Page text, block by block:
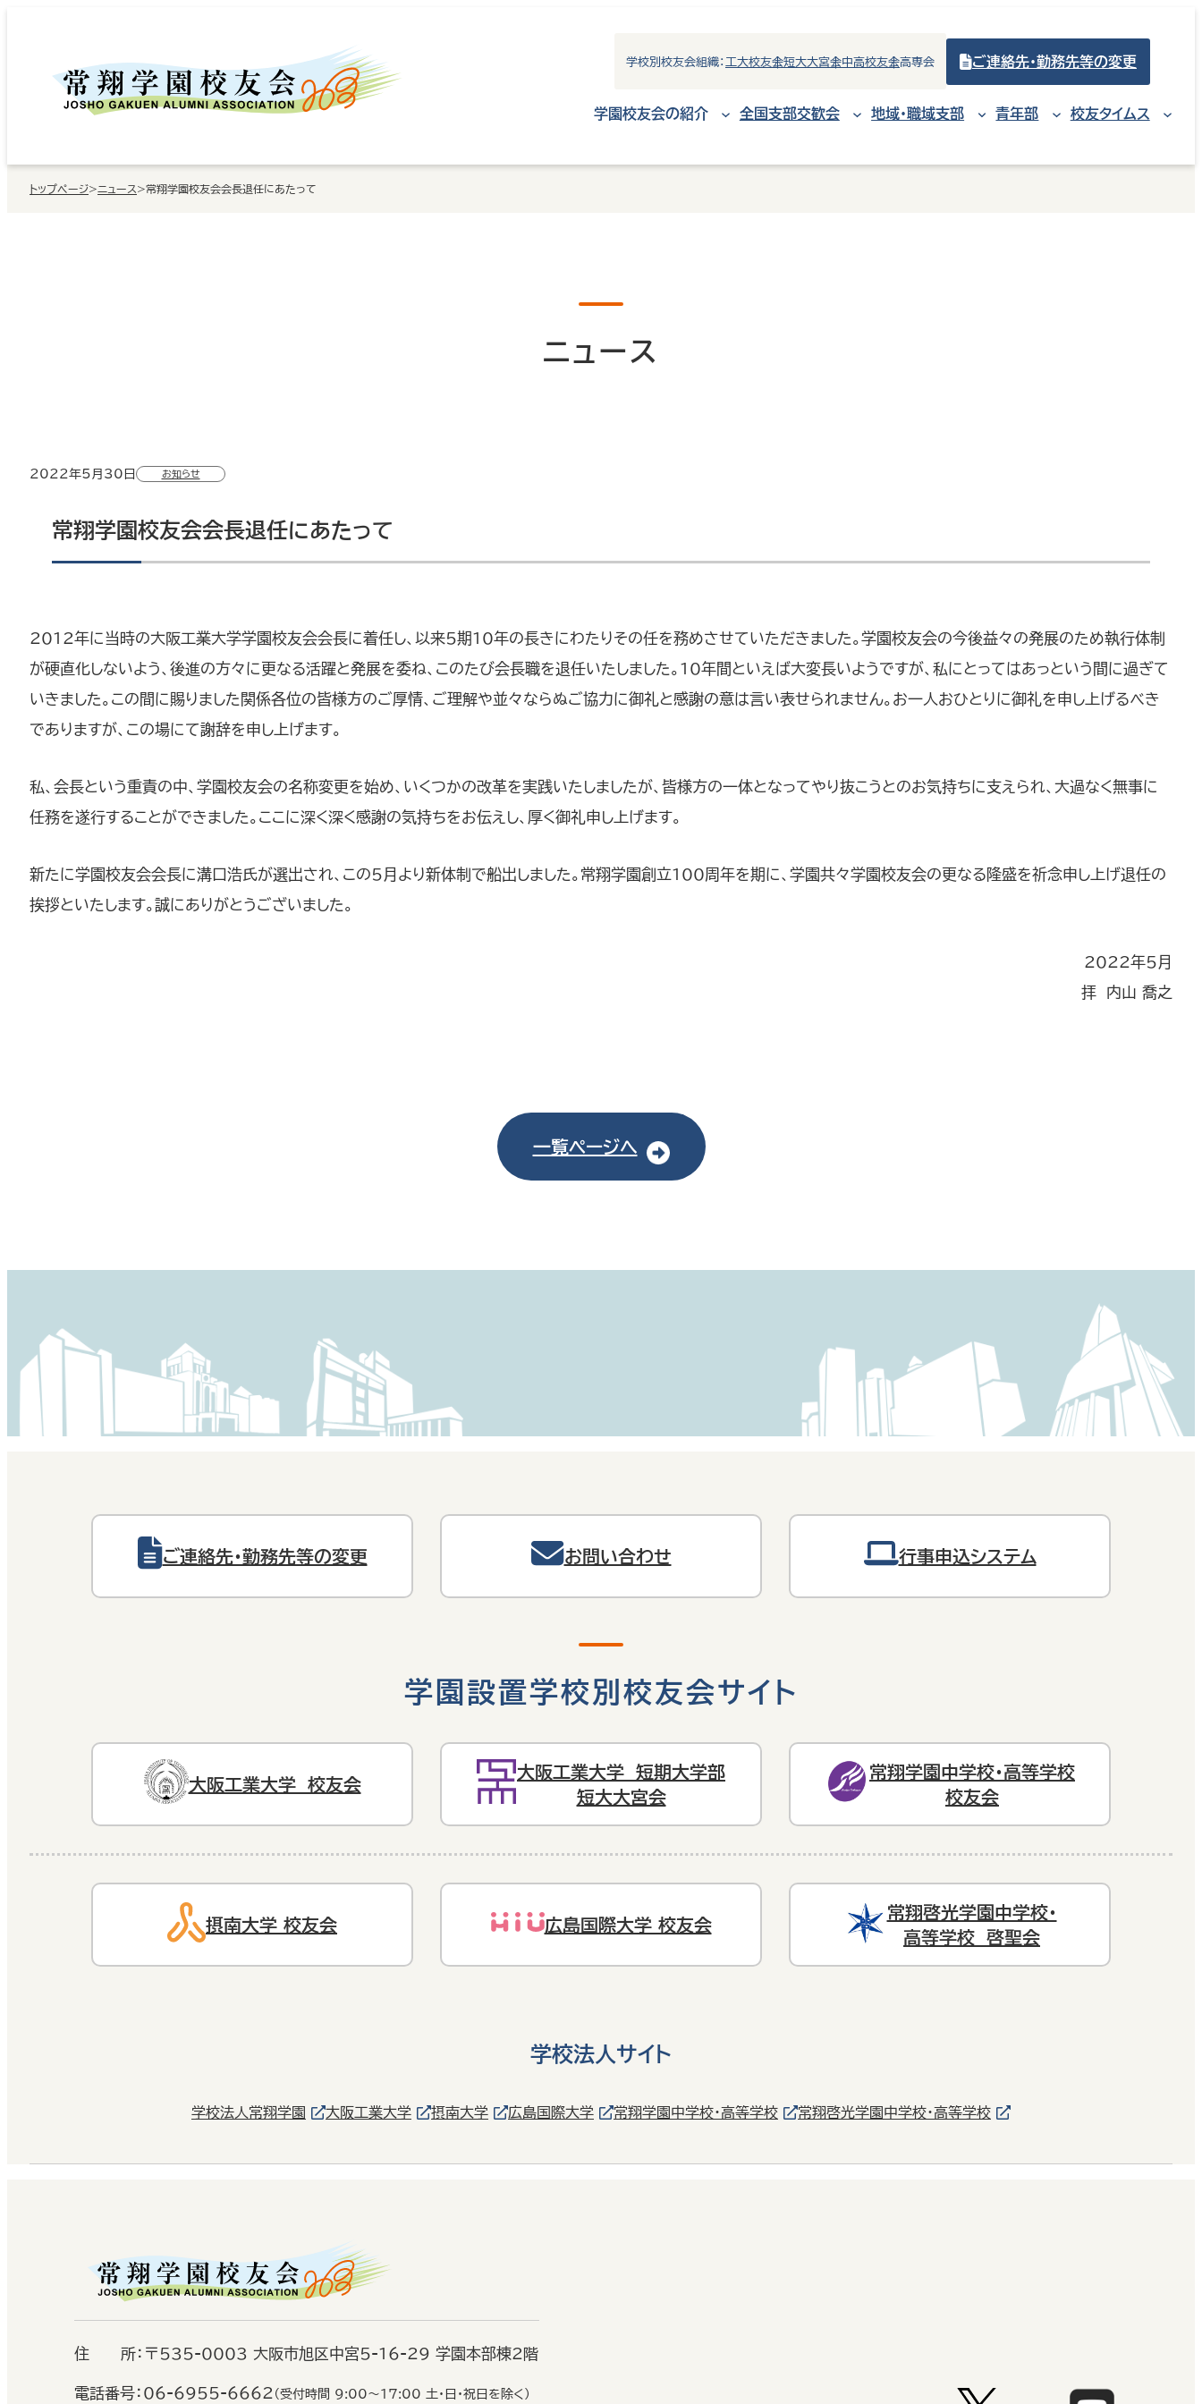
学校別校友会組織： 工大校友会短大大宮会中高校友会高専会 ご連絡先・勤務先等の変更
学園校友会の紹介 全国支部交歓会 地域・職域支部 青年部 校友タイムス
トップページ>ニュース >常翔学園校友会会長退任にあたって
ニュース
2022年5月30日 お知らせ
常翔学園校友会会長退任にあたって
2012年に当時の大阪工業大学学園校友会会長に着任し、以来5期10年の長きにわたりその任を務めさせていただきました。学園校友会の今後益々の発展のため執行体制
が硬直化しないよう、後進の方々に更なる活躍と発展を委ね、このたび会長職を退任いたしました。10年間といえば大変長いようですが、私にとってはあっという間に過ぎて
いきました。この間に賜りました関係各位の皆様方のご厚情、ご理解や並々ならぬご協力に御礼と感謝の意は言い表せられません。お一人おひとりに御礼を申し上げるべき
でありますが、この場にて謝辞を申し上げます。
私、会長という重責の中、学園校友会の名称変更を始め、いくつかの改革を実践いたしましたが、皆様方の一体となってやり抜こうとのお気持ちに支えられ、大過なく無事に
任務を遂行することができました。ここに深く深く感謝の気持ちをお伝えし、厚く御礼申し上げます。
新たに学園校友会会長に溝口浩氏が選出され、この5月より新体制で船出しました。常翔学園創立100周年を期に、学園共々学園校友会の更なる隆盛を祈念申し上げ退任の
挨拶といたします。誠にありがとうございました。
2022年5月
拝 内山 喬之
一覧ページへ
ご連絡先・勤務先等の変更 お問い合わせ 行事申込システム
学園設置学校別校友会サイト
大阪工業大学 校友会
大阪工業大学 短期大学部
短大大宮会
常翔学園中学校・高等学校
校友会
摂南大学 校友会 広島国際大学 校友会
常翔啓光学園中学校・
高等学校 啓聖会
学校法人サイト
学校法人常翔学園 大阪工業大学 摂南大学 広島国際大学 常翔学園中学校・高等学校 常翔啓光学園中学校・高等学校
住 所： 〒535-0003 大阪市旭区中宮5-16-29 学園本部棟2階
電話番号： 06-6955-6662 （受付時間 9:00〜17:00 土・日・祝日を除く）